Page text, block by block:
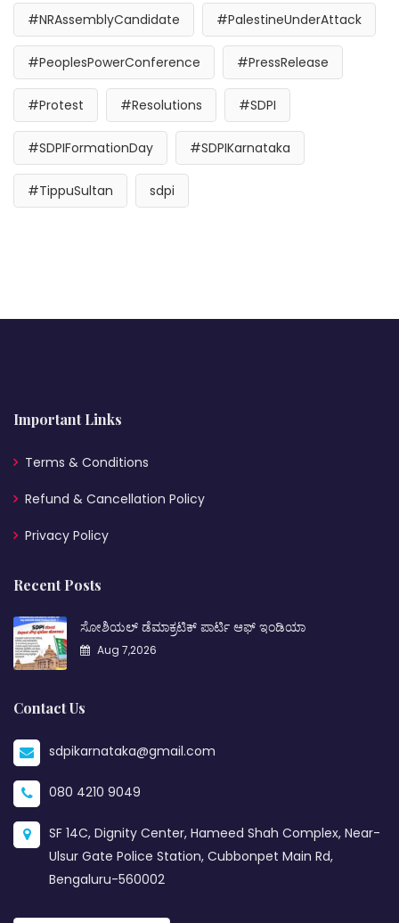
#NRAssemblyCandidate #PalestineUnderAttack
#PeoplesPowerConference #PressRelease
#Protest #Resolutions #SDPI
#SDPIFormationDay #SDPIKarnataka
#TippuSultan sdpi
Important Links
Terms & Conditions
Refund & Cancellation Policy
Privacy Policy
Recent Posts
ಸೋಶಿಯಲ್ ಡೆಮಾಕ್ರಟಿಕ್ ಪಾರ್ಟಿ ಆಫ್ ಇಂಡಿಯಾ
Aug 7,2026
Contact Us
sdpikarnataka@gmail.com
080 4210 9049
SF 14C, Dignity Center, Hameed Shah Complex, Near-
Ulsur Gate Police Station, Cubbonpet Main Rd,
Bengaluru-560002